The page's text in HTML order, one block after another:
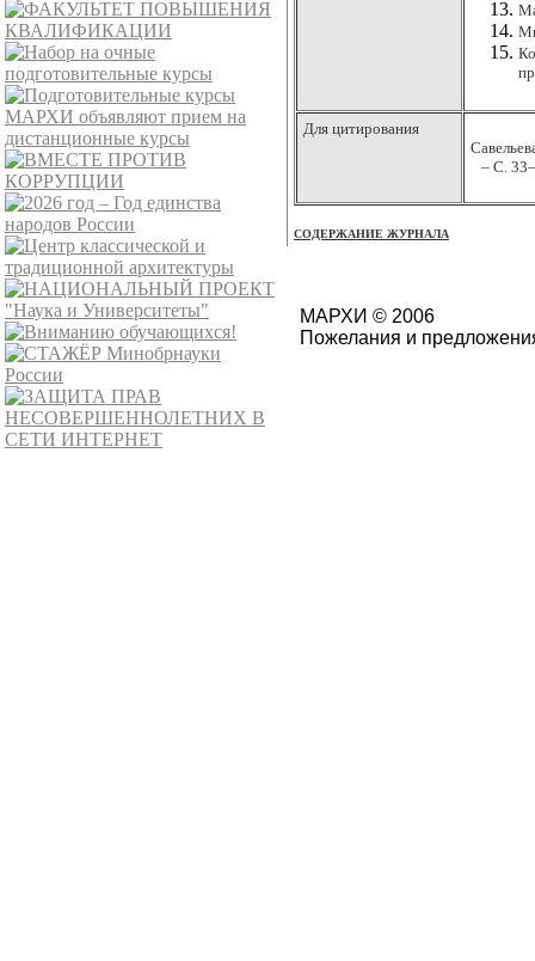
Для цитирования
–С.
СОДЕРЖАНИЕ ЖУРНАЛА
МАРХИ © 2006
Пожелания и